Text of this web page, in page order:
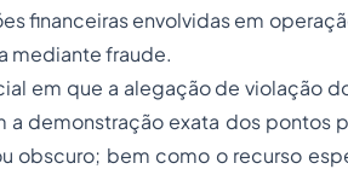
financeiras envolvidas em
mediante fraude.
em que a alegação de violação
a demonstração exata dos pontos
obscuro; bem como o recurso